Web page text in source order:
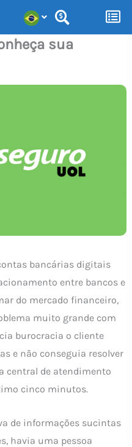
sua
bancárias digitais
entre bancos e
do mercado financeiro,
muito grande com
burocracia o cliente
e não conseguia resolver
central de atendimento
cinco minutos.
de informações sucintas
havia uma pessoa